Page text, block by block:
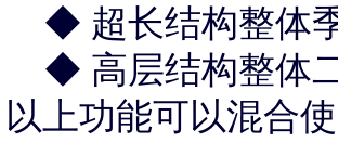
◆ 超长结构整体
◆ 高层结构整体
以上功能可以混合